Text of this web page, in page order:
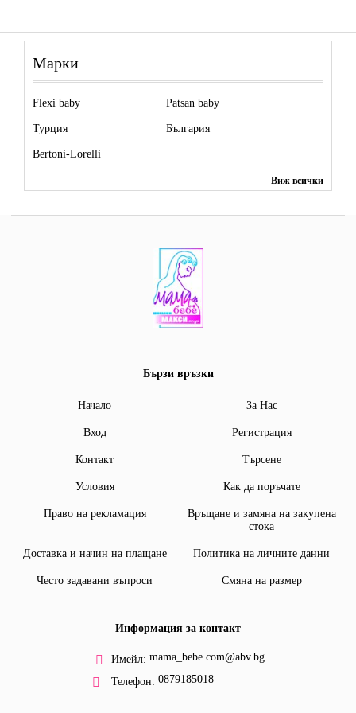
Марки
Flexi baby Patsan baby
Турция България
Bertoni-Lorelli
Виж всички
Бързи връзки
Начало За Нас
Вход Регистрация
Контакт Търсене
Условия Как да поръчате
Право на рекламация
Връщане и замяна на закупена
стока
Доставка и начин на плащане Политика на личните данни
Често задавани въпроси Смяна на размер
Информация за контакт
Имейл: mama_bebe.com@abv.bg
Телефон: 0879185018